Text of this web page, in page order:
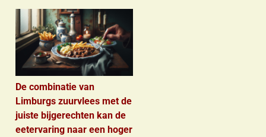
De combinatie van
Limburgs zuurvlees met de
juiste bijgerechten kan de
eetervaring naar een hoger